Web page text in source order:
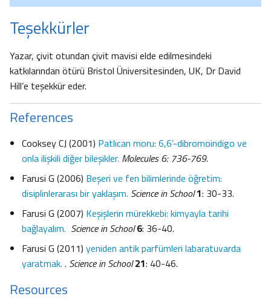
Teşekkürler
Yazar, çivit otundan çivit mavisi elde edilmesindeki
katkılarından ötürü Bristol Üniversitesinden, UK, Dr David
Hill’e teşekkür eder.
References
Cooksey CJ (2001) Patlıcan moru: 6,6’-dibromoindigo ve
onla ilişkili diğer bileşikler. Molecules 6: 736-769.
Farusi G (2006) Beşeri ve fen bilimlerinde öğretim:
disiplinlerarası bir yaklaşım. Science in School1: 30-33.
Farusi G (2007) Keşişlerin mürekkebi: kimyayla tarihi
bağlayalım. Science in School 6: 36-40.
Farusi G (2011) yeniden antik parfümleri labaratuvarda
yaratmak. . Science in School 21: 40-46.
Resources